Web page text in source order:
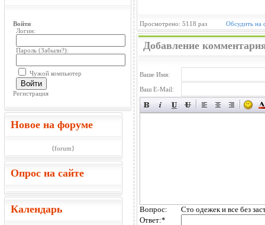
Войти
Логин:
Пароль (Забыли?):
Чужой компьютер
Войти
Регистрация
Новое на форуме
{forum}
Опрос на сайте
Календарь
Просмотрено: 5118 раз Обсудить на
Добавление
Ваше Имя:
Ваш E-Mail:
Вопрос:
Сто одежек и все без
Ответ:*